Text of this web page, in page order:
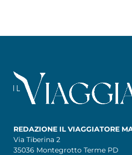
REDAZIONE IL VIAGGIATORE
Via Tiberina 2
35036 Montegrotto Terme PD